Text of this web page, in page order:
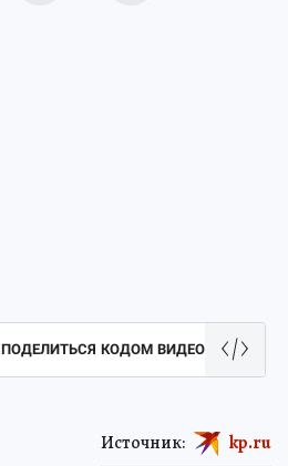
ПОДЕЛИТЬСЯ КОДОМ ВИДЕО
Источник: kp.ru